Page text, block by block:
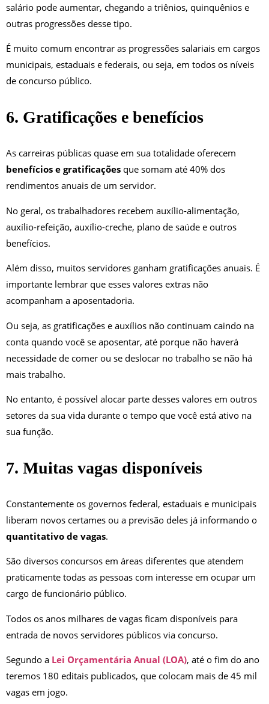
salário pode aumentar, chegando a triênios, quinquênios e
outras progressões desse tipo.
É muito comum encontrar as progressões salariais em cargos
municipais, estaduais e federais, ou seja, em todos os níveis
de concurso público.
6. Gratificações e benefícios
As carreiras públicas quase em sua totalidade oferecem
benefícios e gratificações que somam até 40% dos
rendimentos anuais de um servidor.
No geral, os trabalhadores recebem auxílio-alimentação,
auxílio-refeição, auxílio-creche, plano de saúde e outros
benefícios.
Além disso, muitos servidores ganham gratificações anuais. É
importante lembrar que esses valores extras não
acompanham a aposentadoria.
Ou seja, as gratificações e auxílios não continuam caindo na
conta quando você se aposentar, até porque não haverá
necessidade de comer ou se deslocar no trabalho se não há
mais trabalho.
No entanto, é possível alocar parte desses valores em outros
setores da sua vida durante o tempo que você está ativo na
sua função.
7. Muitas vagas disponíveis
Constantemente os governos federal, estaduais e municipais
liberam novos certames ou a previsão deles já informando o
quantitativo de vagas.
São diversos concursos em áreas diferentes que atendem
praticamente todas as pessoas com interesse em ocupar um
cargo de funcionário público.
Todos os anos milhares de vagas ficam disponíveis para
entrada de novos servidores públicos via concurso.
Segundo a Lei Orçamentária Anual (LOA), até o fim do ano
teremos 180 editais publicados, que colocam mais de 45 mil
vagas em jogo.